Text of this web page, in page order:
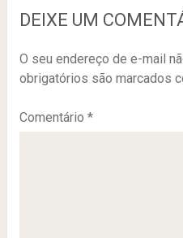
DEIXE UM
O seu endereço de e-mail
obrigatórios são marcados
Comentário *